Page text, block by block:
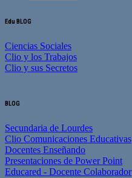
Edu BLOG
Ciencias Sociales
Clio y los Trabajos
Clio y sus Secretos
BLOG
Secundaria de Lourdes
Clio Comunicaciones Educativas
Docentes Enseñando
Presentaciones de Power Point
Educared - Docente Colaborador